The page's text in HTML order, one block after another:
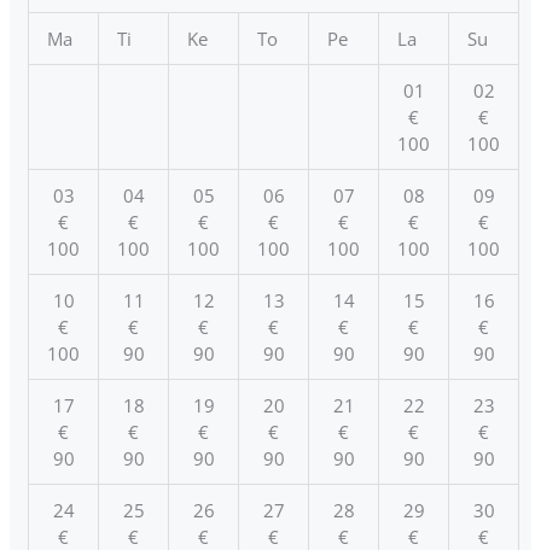
Ma Ti Ke To Pe La Su
01
€
100
02
€
100
03
€
100
04
€
100
05
€
100
06
€
100
07
€
100
08
€
100
09
€
100
10
€
100
11
€
90
12
€
90
13
€
90
14
€
90
15
€
90
16
€
90
17
€
90
18
€
90
19
€
90
20
€
90
21
€
90
22
€
90
23
€
90
24
€
25
€
26
€
27
€
28
€
29
€
30
€